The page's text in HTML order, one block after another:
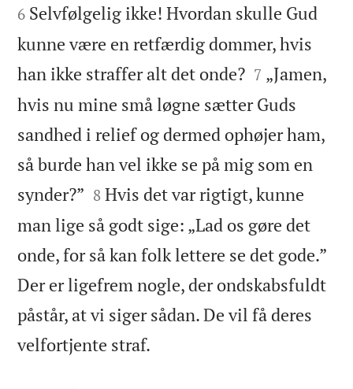
6 Selvfølgelig ikke! Hvordan skulle Gud
kunne være en retfærdig dommer, hvis
han ikke straffer alt det onde?
7 „Jamen,
hvis nu mine små løgne sætter Guds
sandhed i relief og dermed ophøjer ham,
så burde han vel ikke se på mig som en
synder?” 

8 Hvis det var rigtigt, kunne
man lige så godt sige: „Lad os gøre det
onde, for så kan folk lettere se det gode.”
Der er ligefrem nogle, der ondskabsfuldt
påstår, at vi siger sådan. De vil få deres
velfortjente straf.